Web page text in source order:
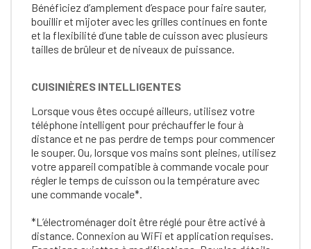
Bénéficiez d’amplement d’espace pour faire sauter,
bouillir et mijoter avec les grilles continues en fonte
et la flexibilité d’une table de cuisson avec plusieurs
tailles de brûleur et de niveaux de puissance.
CUISINIÈRES INTELLIGENTES
Lorsque vous êtes occupé ailleurs, utilisez votre
téléphone intelligent pour préchauffer le four à
distance et ne pas perdre de temps pour commencer
le souper. Ou, lorsque vos mains sont pleines, utilisez
votre appareil compatible à commande vocale pour
régler le temps de cuisson ou la température avec
une commande vocale*.
*L’électroménager doit être réglé pour être activé à
distance. Connexion au WiFi et application requises.